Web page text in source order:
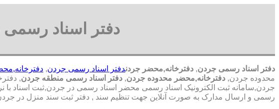
دفتر اسناد
دفتر اسناد رسمی جردن, دفترخانه,محضر جردندفتر اسناد رسمی جردن,
محدوده جردن, دفترخانه,محضر محدوده جردن, دفتر اسناد رسمی منطقه جردن,
جردن,سامانه ثبت الکترونیک اسناد رسمی محضر اسناد رسمی در جردن,ثبت اسناد
رسمی و ارسال مدارک به صورت آنلاین جهت تنظیم سند , دفتر ثبت سند منزل در